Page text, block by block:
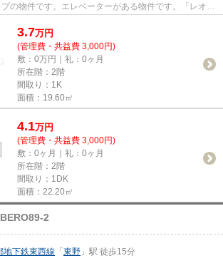
の物件です。エレベーターがある物件です。「レオ松
3.7万円
(管理費・共益費 3,000円)
敷：0万円｜礼：0ヶ月
所在階：2階
間取り：1K
面積：19.60㎡
4.1万円
(管理費・共益費 3,000円)
敷：0ヶ月｜礼：0ヶ月
所在階：2階
間取り：1DK
面積：22.20㎡
2
地下鉄東西線 「 東野 」駅 徒歩15分